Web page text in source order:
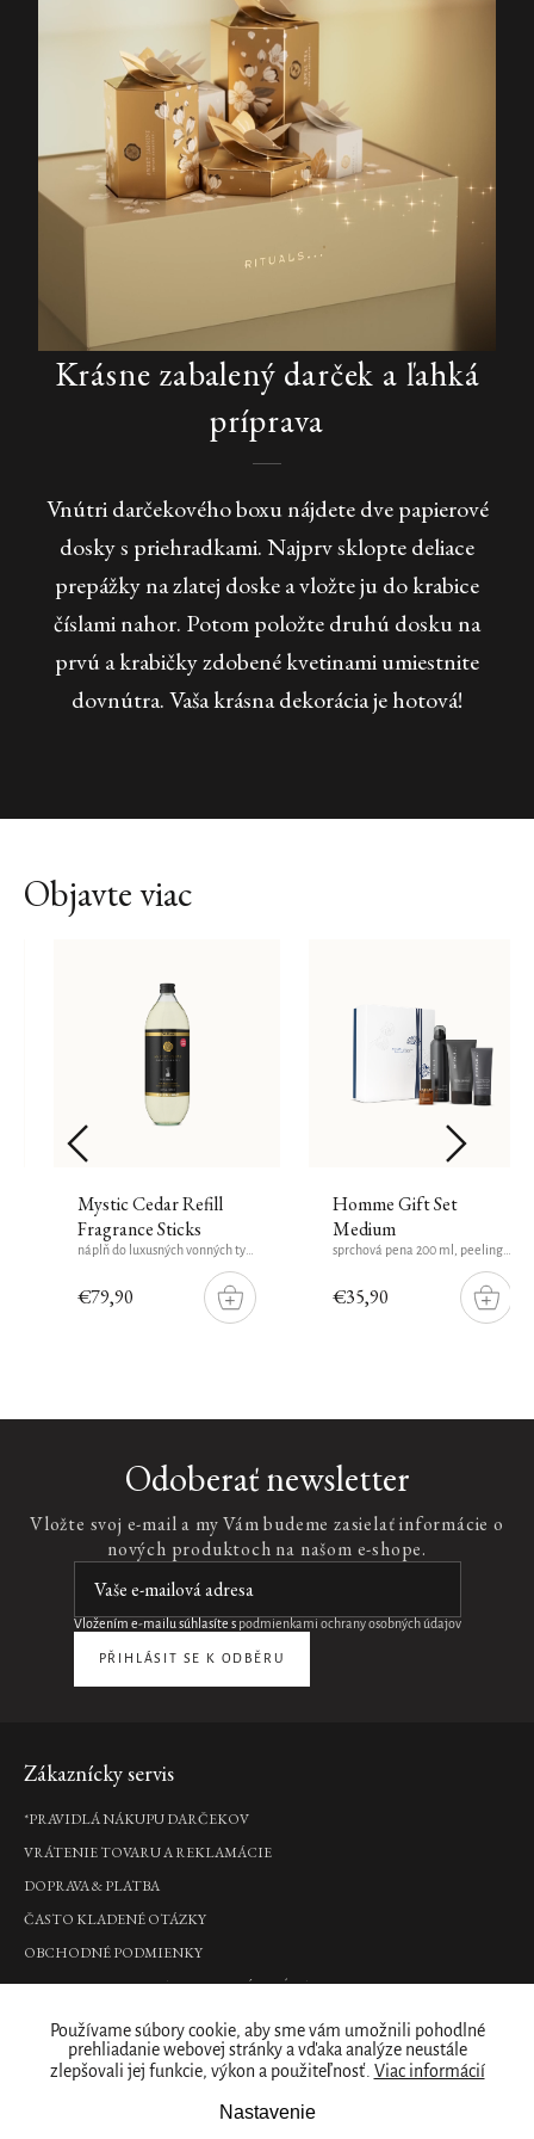
Používame súbory cookie, aby sme vám umožnili pohodlné
prehliadanie webovej stránky a vďaka analýze neustále
zlepšovali jej funkcie, výkon a použiteľnosť. Viac informácií
Nastavenie
Krásne zabalený darček a ľahká
príprava
Vnútri darčekového boxu nájdete dve papierové
dosky s priehradkami. Najprv sklopte deliace
prepážky na zlatej doske a vložte ju do krabice
číslami nahor. Potom položte druhú dosku na
prvú a krabičky zdobené kvetinami umiestnite
dovnútra. Vaša krásna dekorácia je hotová!
Objavte viac
Mystic Cedar Refill
Fragrance Sticks
€79,90
DO
KOŠÍKU
náplň do luxusných vonných tyčiniek, 900 ml
Homme Gift Set
Medium
€35,90
DO
sprchová pena 200 ml, peeling na tvár 125 ml, posilňujúci šampón 70 ml, cestovný parfum 15 ml
Odoberať newsletter
Vložte svoj e-mail a my Vám budeme zasielať informácie o
nových produktoch na našom e-shope.
Vložením e-mailu súhlasíte s podmienkami ochrany osobných údajov
PŘIHLÁSIT SE K ODBĚRU
Zápätie
Zákaznícky servis
*PRAVIDLÁ NÁKUPU DARČEKOV
VRÁTENIE TOVARU A REKLAMÁCIE
DOPRAVA & PLATBA
ČASTO KLADENÉ OTÁZKY
OBCHODNÉ PODMIENKY
PODMIENKY OCHRANY OSOBNÝCH ÚDAJOV
Kde nás nájdete
PREDAJNY